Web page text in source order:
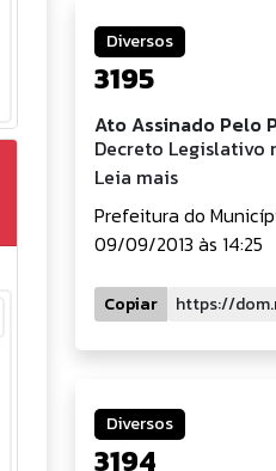
Diversos
3195
Ato Assinado Pelo
Decreto Legislativo
Leia mais
Prefeitura do
09/09/2013 às 14:25
Copiar
Diversos
3194